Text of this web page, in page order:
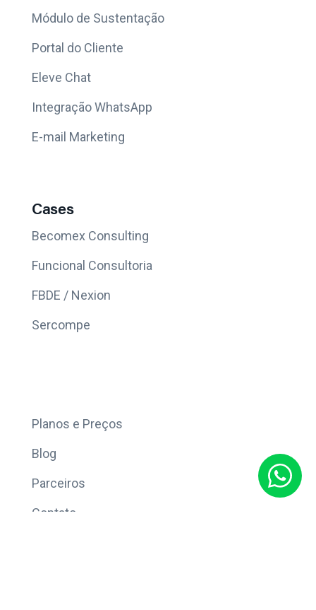
Módulo de Sustentação
Portal do Cliente
Eleve Chat
Integração WhatsApp
E-mail Marketing
Cases
Becomex Consulting
Funcional Consultoria
FBDE / Nexion
Sercompe
Planos e Preços
Blog
Parceiros
Contato